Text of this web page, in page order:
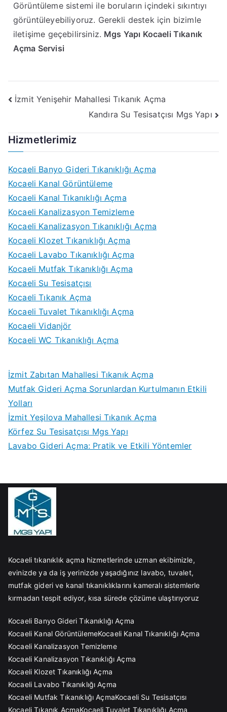
Görüntüleme sistemi ile boruların içindeki sıkıntıyı
görüntüleyebiliyoruz. Gerekli destek için bizimle
iletişime geçebilirsiniz. Mgs Yapı Kocaeli Tıkanık
Açma Servisi
İzmit Yenişehir Mahallesi Tıkanık Açma
Kandıra Su Tesisatçısı Mgs Yapı
Hizmetlerimiz
Kocaeli Banyo Gideri Tıkanıklığı Açma
Kocaeli Kanal Görüntüleme
Kocaeli Kanal Tıkanıklığı Açma
Kocaeli Kanalizasyon Temizleme
Kocaeli Kanalizasyon Tıkanıklığı Açma
Kocaeli Klozet Tıkanıklığı Açma
Kocaeli Lavabo Tıkanıklığı Açma
Kocaeli Mutfak Tıkanıklığı Açma
Kocaeli Su Tesisatçısı
Kocaeli Tıkanık Açma
Kocaeli Tuvalet Tıkanıklığı Açma
Kocaeli Vidanjör
Kocaeli WC Tıkanıklığı Açma
İzmit Zabıtan Mahallesi Tıkanık Açma
Mutfak Gideri Açma Sorunlardan Kurtulmanın Etkili
Yolları
İzmit Yeşilova Mahallesi Tıkanık Açma
Körfez Su Tesisatçısı Mgs Yapı
Lavabo Gideri Açma: Pratik ve Etkili Yöntemler
Kocaeli tıkanıklık açma hizmetlerinde uzman ekibimizle,
evinizde ya da iş yerinizde yaşadığınız lavabo, tuvalet,
mutfak gideri ve kanal tıkanıklıklarını kameralı sistemlerle
kırmadan tespit ediyor, kısa sürede çözüme ulaştırıyoruz
Kocaeli Banyo Gideri Tıkanıklığı Açma
Kocaeli Kanal GörüntülemeKocaeli Kanal Tıkanıklığı Açma
Kocaeli Kanalizasyon Temizleme
Kocaeli Kanalizasyon Tıkanıklığı Açma
Kocaeli Klozet Tıkanıklığı Açma
Kocaeli Lavabo Tıkanıklığı Açma
Kocaeli Mutfak Tıkanıklığı AçmaKocaeli Su Tesisatçısı
Kocaeli Tıkanık AçmaKocaeli Tuvalet Tıkanıklığı Açma